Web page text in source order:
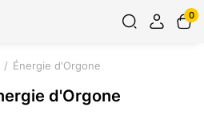
0
Énergie d'Orgone
d'Orgone